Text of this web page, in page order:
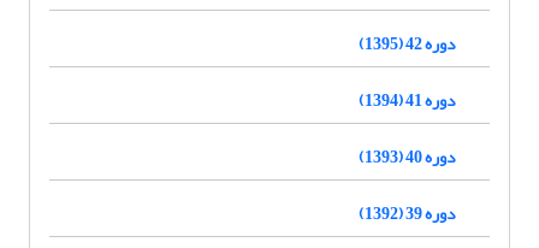
دوره 42 (1395)
دوره 41 (1394)
دوره 40 (1393)
دوره 39 (1392)